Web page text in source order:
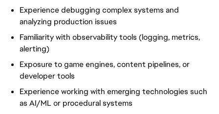
Experience debugging complex systems and
analyzing production issues
Familiarity with observability tools (logging, metrics,
alerting)
Exposure to game engines, content pipelines, or
developer tools
Experience working with emerging technologies such
as AI/ML or procedural systems